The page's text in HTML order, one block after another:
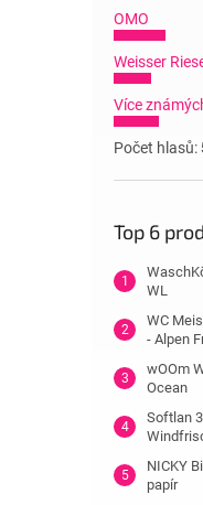
OMO
Weisser
Více
Počet hlasů:
Top 6
WL
WC
- Alpen
wOOm
Ocean
Softlan
NICKY
papír